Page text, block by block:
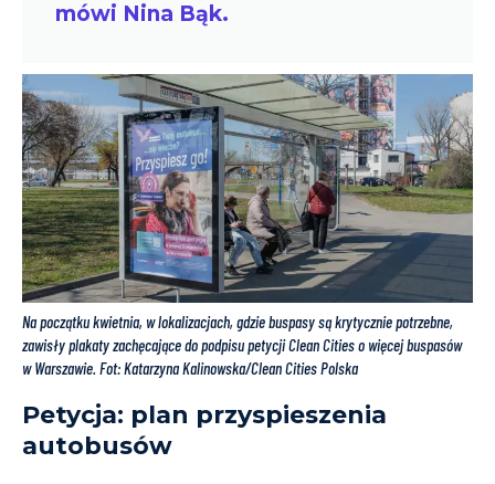
mówi Nina Bąk.
Na początku kwietnia, w lokalizacjach, gdzie buspasy są krytycznie potrzebne,
zawisły plakaty zachęcające do podpisu petycji Clean Cities o więcej buspasów
w Warszawie. Fot: Katarzyna Kalinowska/Clean Cities Polska
Petycja: plan przyspieszenia
autobusów